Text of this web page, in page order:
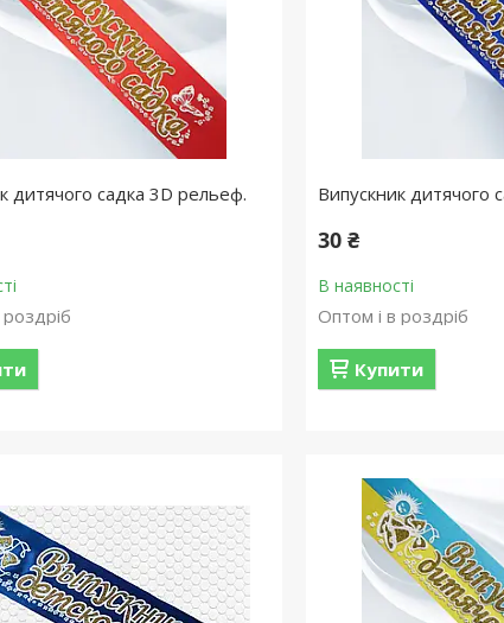
дитячого садка 3D рельеф. Випускник дитячого
30 ₴
В наявності
Оптом і в роздріб
Купити